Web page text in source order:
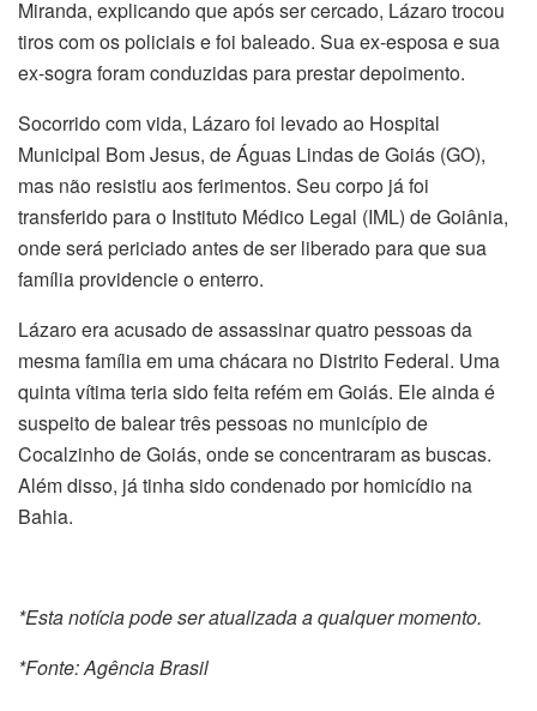
Miranda, explicando que após ser cercado, Lázaro trocou
tiros com os policiais e foi baleado. Sua ex-esposa e sua
ex-sogra foram conduzidas para prestar depoimento.
Socorrido com vida, Lázaro foi levado ao Hospital
Municipal Bom Jesus, de Águas Lindas de Goiás (GO),
mas não resistiu aos ferimentos. Seu corpo já foi
transferido para o Instituto Médico Legal (IML) de Goiânia,
onde será periciado antes de ser liberado para que sua
família providencie o enterro.
Lázaro era acusado de assassinar quatro pessoas da
mesma família em uma chácara no Distrito Federal. Uma
quinta vítima teria sido feita refém em Goiás. Ele ainda é
suspeito de balear três pessoas no município de
Cocalzinho de Goiás, onde se concentraram as buscas.
Além disso, já tinha sido condenado por homicídio na
Bahia.
*Esta notícia pode ser atualizada a qualquer momento.
*Fonte: Agência Brasil